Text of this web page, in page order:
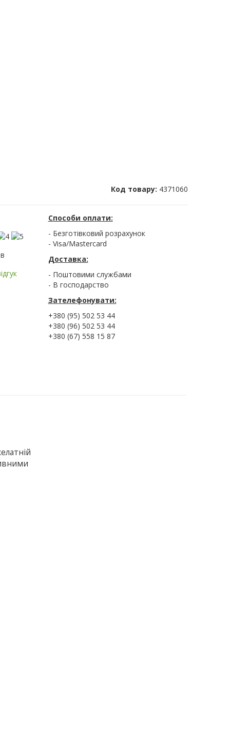
Код товару: 4371060
Способи оплати:
- Безготівковий розрахунок
- Visa/Mastercard
Доставка:
- Поштовими службами
- В господарство
Зателефонувати:
+380 (95) 502 53 44
+380 (96) 502 53 44
+380 (67) 558 15 87